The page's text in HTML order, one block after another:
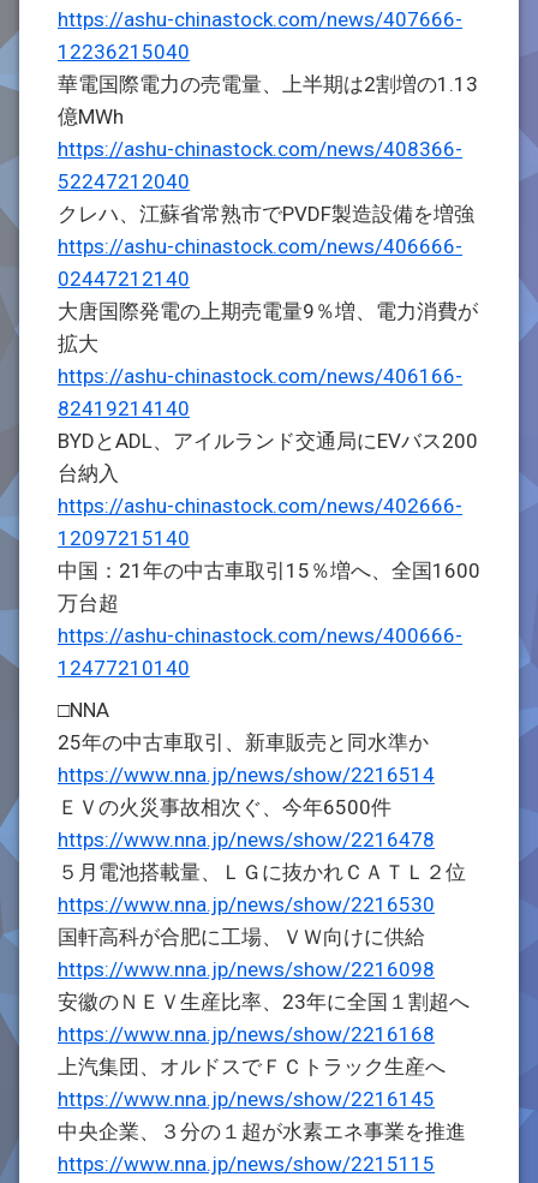
https://ashu-chinastock.com/news/407666-
12236215040
華電国際電力の売電量、上半期は2割増の1.13
億MWh
https://ashu-chinastock.com/news/408366-
52247212040
クレハ、江蘇省常熟市でPVDF製造設備を増強
https://ashu-chinastock.com/news/406666-
02447212140
大唐国際発電の上期売電量9％増、電力消費が
拡大
https://ashu-chinastock.com/news/406166-
82419214140
BYDとADL、アイルランド交通局にEVバス200
台納入
https://ashu-chinastock.com/news/402666-
12097215140
中国：21年の中古車取引15％増へ、全国1600
万台超
https://ashu-chinastock.com/news/400666-
12477210140
□NNA
25年の中古車取引、新車販売と同水準か
https://www.nna.jp/news/show/2216514
ＥＶの火災事故相次ぐ、今年6500件
https://www.nna.jp/news/show/2216478
５月電池搭載量、ＬＧに抜かれＣＡＴＬ２位
https://www.nna.jp/news/show/2216530
国軒高科が合肥に工場、ＶＷ向けに供給
https://www.nna.jp/news/show/2216098
安徽のＮＥＶ生産比率、23年に全国１割超へ
https://www.nna.jp/news/show/2216168
上汽集団、オルドスでＦＣトラック生産へ
https://www.nna.jp/news/show/2216145
中央企業、３分の１超が水素エネ事業を推進
https://www.nna.jp/news/show/2215115